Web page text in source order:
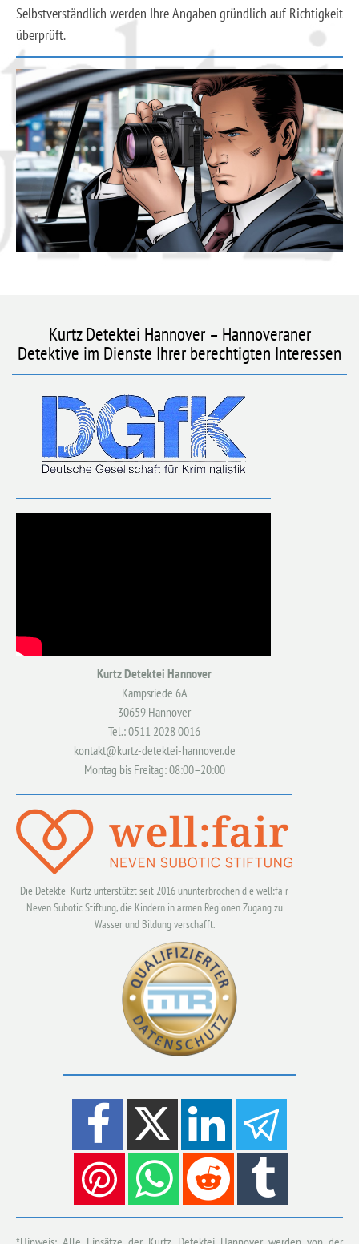
Selbstverständlich werden Ihre Angaben gründlich auf Richtigkeit
überprüft.
Kurtz Detektei Hannover – Hannoveraner
Detektive im Dienste Ihrer berechtigten Interessen
Kurtz Detektei Hannover
Kampsriede 6A
30659 Hannover
Tel.: 0511 2028 0016
kontakt@kurtz-detektei-hannover.de
Montag bis Freitag: 08:00–20:00
Die Detektei Kurtz unterstützt seit 2016 ununterbrochen die well:fair
Neven Subotic Stiftung, die Kindern in armen Regionen Zugang zu
Wasser und Bildung verschafft.